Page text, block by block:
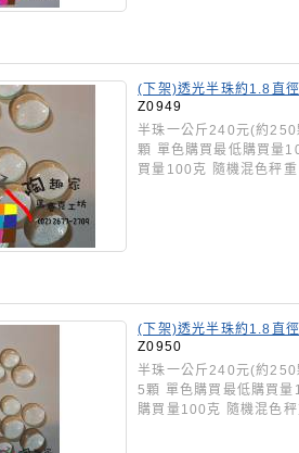
(下架)透光半珠約1.8直
949
Z0949
半珠一公斤240元(約
顆 單色購買最低購買量
買量100克 隨機混色秤重
(下架)透光半珠約1.8直
0克裝 Z0950
Z0950
半珠一公斤240元(約
5顆 單色購買最低購買
購買量100克 隨機混色